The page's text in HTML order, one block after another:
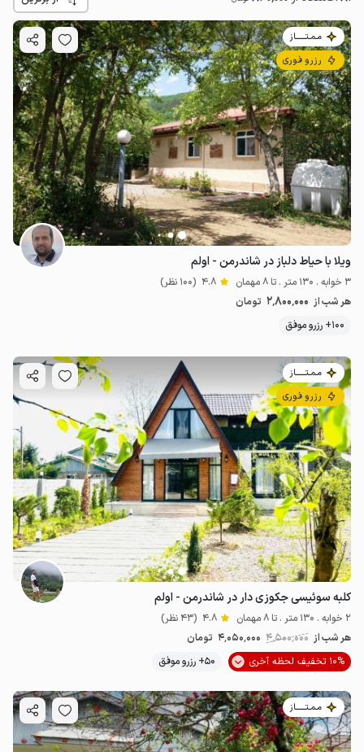
مـمـتــــــاز
رزرو فوری
ویلا با حیاط دلباز در شاندرمن - اولم
3 خوابه . 130 متر . تا 8 مهمان 4.8 (100 نظر)
هر شب از 2٬800٬000 تومان
100+ رزرو موفق
مـمـتــــــاز
رزرو فوری
کلبه سوئیسی جکوزی دار در شاندرمن - اولم
2 خوابه . 130 متر . تا 8 مهمان 4.8 (43 نظر)
هر شب از 4٬500٬000 4٬050٬000 تومان
10% تخفیف لحظه آخری
50+ رزرو موفق
مـمـتــــــاز